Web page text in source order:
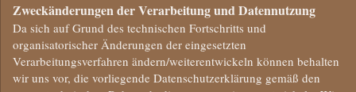
Zweckänderungen der Verarbeitung und Datennutzung
Da sich auf Grund des technischen Fortschritts und
organisatorischer Änderungen der eingesetzten
Verarbeitungsverfahren ändern/weiterentwickeln können behalten
wir uns vor, die vorliegende Datenschutzerklärung gemäß den